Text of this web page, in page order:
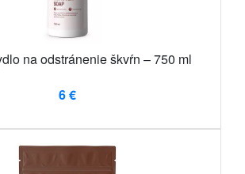
na odstránenie škvŕn – 750 ml
6 €